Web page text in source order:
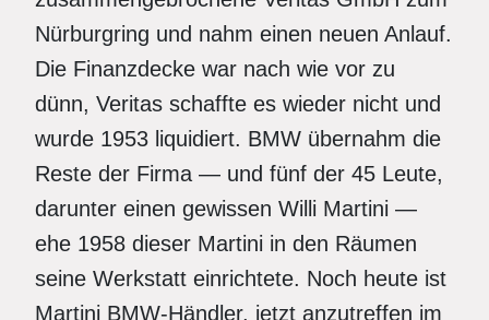
Nürburgring und nahm einen neuen Anlauf.
Die Finanzdecke war nach wie vor zu
dünn, Veritas schaffte es wieder nicht und
wurde 1953 liquidiert. BMW übernahm die
Reste der Firma — und fünf der 45 Leute,
darunter einen gewissen Willi Martini —
ehe 1958 dieser Martini in den Räumen
seine Werkstatt einrichtete. Noch heute ist
Martini BMW-Händler, jetzt anzutreffen im